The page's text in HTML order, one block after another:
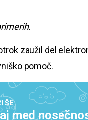
zaužil del
pomoč.
ŠE
med